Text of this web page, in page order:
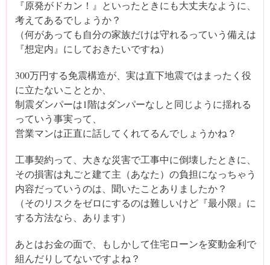
『原発がドカン！』といったときにも大丈夫なように、
考えてあるでしょうか？
（何があっても自分の家族だけは守れるっていう備えは
『想定内』にしておきたいですね）
300万円する免震構造が、実は直下地震ではまったく役
に立たないこととか、
制震ダンパーは1階はダンパーなしと同じように揺れる
っていう事実って、
営業マンは正直に話してくれてるんでしょうかね？
工事契約って、大きな災害で工事中に倒壊したときに、
その損害は丸ごと建て主（あなた）の負担になっちゃう
内容だっていうのは、聞いたことありましたか？
（そのリスクをゼロにするのは難しいけど『最小限』に
する方法なら、あります）
あとはお金の面で、もしかして住宅ローンを変動金利で
組んだりしてないですよね？